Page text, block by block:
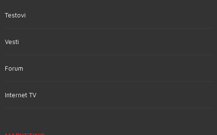
Testovi
Vesti
Forum
Internet TV